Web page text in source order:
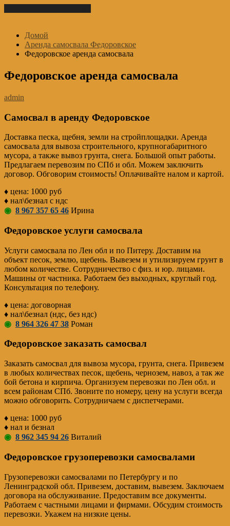
Домой
Аренда самосвала Федоровское
Федоровское аренда самосвала
Федоровское аренда самосвала
admin
Самосвал в аренду Федоровское
Доставка песка, щебня, земли на стройплощадки. Аренда
самосвала для вывоза строительного, крупногабаритного
мусора, а также вывоз грунта, снега. Большой опыт работы.
Предлагаем перевозим по СПб и обл. Можем заключить
договор. Обговорим стоимость! Оплачивайте налом и картой.
♦ цена: 1000 руб
♦ нал\безнал с ндс
◉ 8 967 357 65 46 Ирина
Федоровское услуги самосвала
Услуги самосвала по Лен обл и по Питеру. Доставим на
объект песок, землю, щебень. Вывезем и утилизируем грунт в
любом количестве. Сотрудничество с физ. и юр. лицами.
Машины от частника. Работаем без выходных, круглый год.
Консультация по телефону.
♦ цена: договорная
♦ нал\безнал (ндс, без ндс)
◉ 8 964 326 47 38 Роман
Федоровское заказать самосвал
Заказать самосвал для вывоза мусора, грунта, снега. Привезем
в любых количествах песок, щебень, чернозем, навоз, а так же
бой бетона и кирпича. Организуем перевозки по Лен обл. и
всем районам СПб. Звоните по номеру, цену на услуги всегда
можно обговорить. Сотрудничаем с диспетчерами.
♦ цена: 1000 руб
♦ нал и безнал
◉ 8 962 345 94 26 Виталий
Федоровское грузоперевозки самосвалами
Грузоперевозки самосвалами по Петербургу и по
Ленинградской обл. Привезем, доставим, вывезем. Заключаем
договора на обслуживание. Предоставим все документы.
Работаем с частными лицами и фирмами. Обсудим стоимость
перевозки. Укажем на низкие цены.